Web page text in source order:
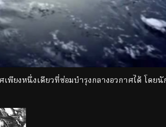
พียงหนึ่งเดียวที่ซ่อมบำรุงกลางอวกาศได้ โดย